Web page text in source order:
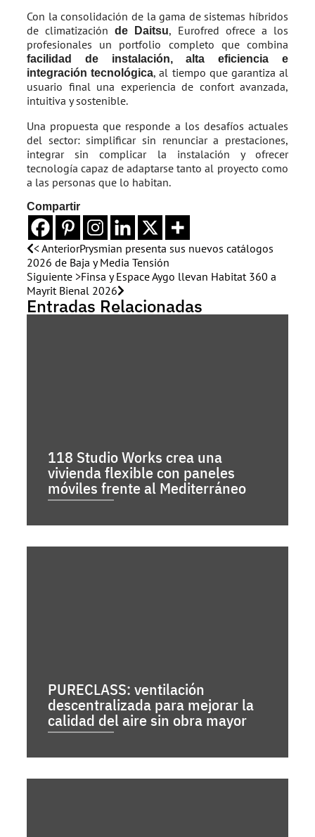
Con la consolidación de la gama de sistemas híbridos
de climatizaciónde Daitsu, Eurofred ofrece a los
profesionales un portfolio completo que combina
facilidad de instalación, alta eficiencia e
integración tecnológica, al tiempo que garantiza al
usuario final una experiencia de confort avanzada,
intuitiva y sostenible.
Una propuesta que responde a los desafíos actuales
del sector: simplificar sin renunciar a prestaciones,
integrar sin complicar la instalación y ofrecer
tecnología capaz de adaptarse tanto al proyecto como
a las personas que lo habitan.
Compartir
< AnteriorPrysmian presenta sus nuevos catálogos
2026 de Baja y Media Tensión
Siguiente >Finsa y Espace Aygo llevan Habitat 360 a
Mayrit Bienal 2026
Entradas Relacionadas
118 Studio Works crea una
vivienda flexible con paneles
móviles frente al Mediterráneo
PURECLASS: ventilación
descentralizada para mejorar la
calidad del aire sin obra mayor